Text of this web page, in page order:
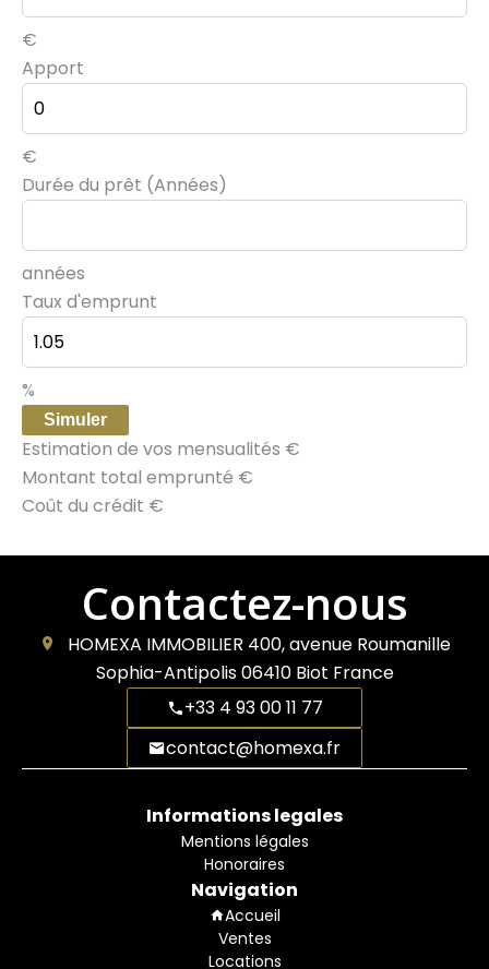
€
Apport
€
Durée du prêt (Années)
années
Taux d'emprunt
%
Simuler
Estimation de vos mensualités €
Montant total emprunté €
Coût du crédit €
Contactez-nous
HOMEXA IMMOBILIER 400, avenue Roumanille
Sophia-Antipolis06410Biot France
+33 4 93 00 11 77
contact@homexa.fr
Informations legales
Mentions légales
Honoraires
Navigation
Accueil
Ventes
Locations